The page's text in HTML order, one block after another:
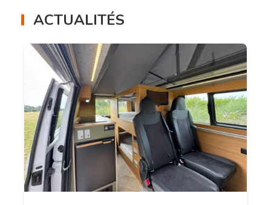
ACTUALITÉS